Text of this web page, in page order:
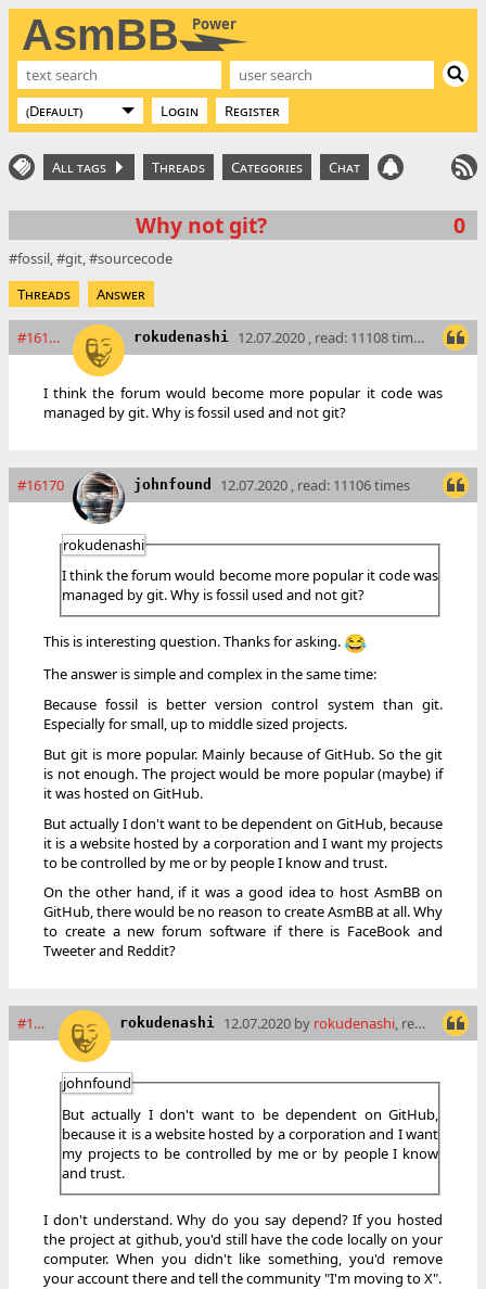
AsmBB Power
Login Register
All tags Threads Categories Chat
Why not git? 0
fossil git
sourcecode
Threads
Answer
#16169 rokudenashi 12.07.2020 , read: 11108 times
I think the forum would become more popular it code was
managed by git. Why is fossil used and not git?
#16170 johnfound 12.07.2020 , read: 11106 times
rokudenashi
I think the forum would become more popular it code was
managed by git. Why is fossil used and not git?
This is interesting question. Thanks for asking.😂
The answer is simple and complex in the same time:
Because fossil is better version control system than git.
Especially for small, up to middle sized projects.
But git is more popular. Mainly because of GitHub. So the git
is not enough. The project would be more popular (maybe) if
it was hosted on GitHub.
But actually I don't want to be dependent on GitHub, because
it is a website hosted by a corporation and I want my projects
to be controlled by me or by people I know and trust.
On the other hand, if it was a good idea to host AsmBB on
GitHub, there would be no reason to create AsmBB at all. Why
to create a new forum software if there is FaceBook and
Tweeter and Reddit?
#16171 rokudenashi 12.07.2020 by rokudenashi, read: 11103 times
johnfound
But actually I don't want to be dependent on GitHub,
because it is a website hosted by a corporation and I want
my projects to be controlled by me or by people I know
and trust.
I don't understand. Why do you say depend? If you hosted
the project at github, you'd still have the code locally on your
computer. When you didn't like something, you'd remove
your account there and tell the community "I'm moving to X".